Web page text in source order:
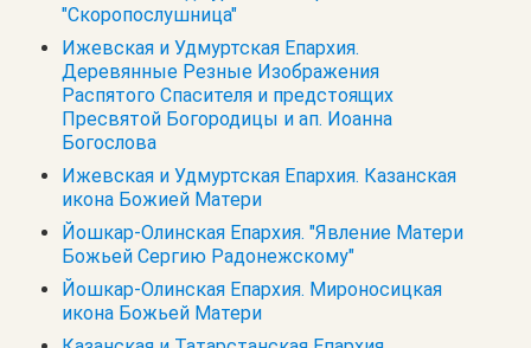
"Скоропослушница"
Ижевская и Удмуртская Епархия.
Деревянные Резные Изображения
Распятого Спасителя и предстоящих
Пресвятой Богородицы и ап. Иоанна
Богослова
Ижевская и Удмуртская Епархия. Казанская
икона Божией Матери
Йошкар-Олинская Епархия. "Явление Матери
Божьей Сергию Радонежскому"
Йошкар-Олинская Епархия. Мироносицкая
икона Божьей Матери